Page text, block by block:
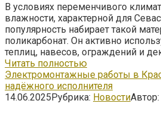
В условиях переменчивого
влажности, характерной для
популярность набирает такой
поликарбонат. Он активно
теплиц, навесов, ограждений и
Читать полностью
Электромонтажные работы в
надёжного исполнителя
14.06.2025Рубрика: НовостиАвтор: